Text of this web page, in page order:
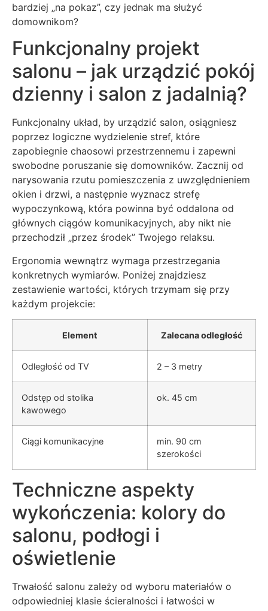
bardziej „na pokaz”, czy jednak ma służyć
domownikom?
Funkcjonalny projekt
salonu – jak urządzić pokój
dzienny i salon z jadalnią?
Funkcjonalny układ, by urządzić salon, osiągniesz
poprzez logiczne wydzielenie stref, które
zapobiegnie chaosowi przestrzennemu i zapewni
swobodne poruszanie się domowników. Zacznij od
narysowania rzutu pomieszczenia z uwzględnieniem
okien i drzwi, a następnie wyznacz strefę
wypoczynkową, która powinna być oddalona od
głównych ciągów komunikacyjnych, aby nikt nie
przechodził „przez środek” Twojego relaksu.
Ergonomia wewnątrz wymaga przestrzegania
konkretnych wymiarów. Poniżej znajdziesz
zestawienie wartości, których trzymam się przy
każdym projekcie:
Element Zalecana odległość
Odległość od TV 2 – 3 metry
Odstęp od stolika
kawowego
ok. 45 cm
Ciągi komunikacyjne
min. 90 cm
szerokości
Techniczne aspekty
wykończenia: kolory do
salonu, podłogi i
oświetlenie
Trwałość salonu zależy od wyboru materiałów o
odpowiedniej klasie ścieralności i łatwości w